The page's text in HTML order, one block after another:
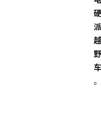
硬
派
越
野
车
。